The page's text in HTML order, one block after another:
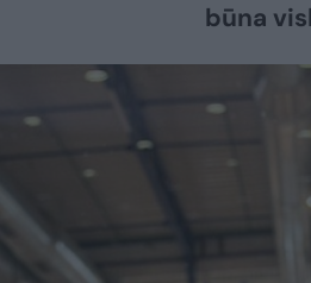
būna